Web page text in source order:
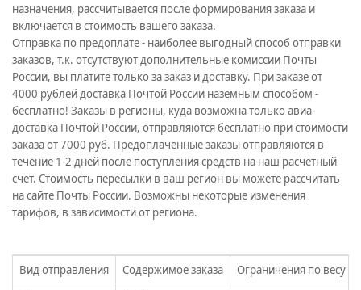
назначения, рассчитывается после формирования заказа и
включается в стоимость вашего заказа.
Отправка по предоплате - наиболее выгодный способ отправки
заказов, т.к. отсутствуют дополнительные комиссии Почты
России, вы платите только за заказ и доставку. При заказе от
4000 рублей доставка Почтой России наземным способом -
бесплатно! Заказы в регионы, куда возможна только авиа-
доставка Почтой России, отправляются бесплатно при стоимости
заказа от 7000 руб. Предоплаченные заказы отправляются в
течение 1-2 дней после поступления средств на наш расчетный
счет. Стоимость пересылки в ваш регион вы можете рассчитать
на сайте Почты России. Возможны некоторые изменения
тарифов, в зависимости от региона.
Вид отправления Содержимое заказа Ограничения по весу